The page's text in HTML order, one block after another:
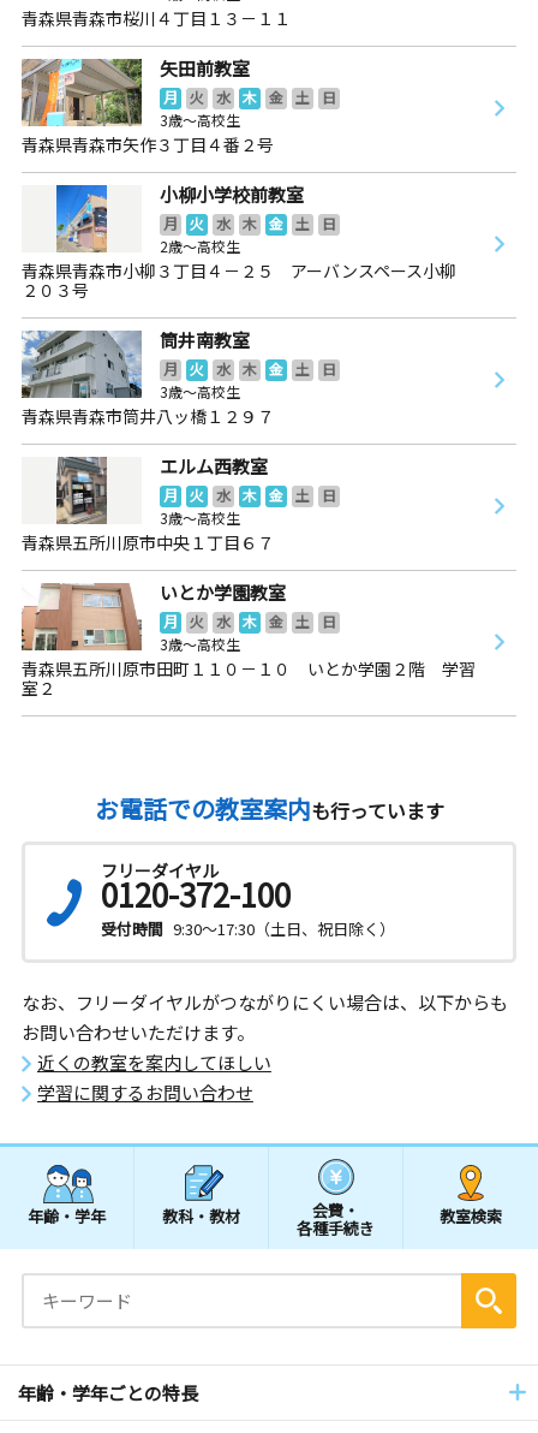
青森県青森市桜川４丁目１３－１１
矢田前教室
月 火 水 木 金 土
日
3歳～高校生
青森県青森市矢作３丁目４番２号
小柳小学校前教室
月 火 水 木 金 土
日
2歳～高校生
青森県青森市小柳３丁目４－２５ アーバンスペース小柳
２０３号
筒井南教室
月 火 水 木 金 土
日
3歳～高校生
青森県青森市筒井八ッ橋１２９７
エルム西教室
月 火 水 木 金 土
日
3歳～高校生
青森県五所川原市中央１丁目６７
いとか学園教室
月 火 水 木 金 土
日
3歳～高校生
青森県五所川原市田町１１０－１０ いとか学園２階 学習
室２
お電話での教室案内も行っています
フリーダイヤル
0120-372-100
受付時間 9:30～17:30（土日、祝日除く）
なお、フリーダイヤルがつながりにくい場合は、以下からも
お問い合わせいただけます。
近くの教室を案内してほしい
学習に関するお問い合わせ
年齢・学年 教科・教材 会費・
各種手続き
教室検索
年齢・学年ごとの特長